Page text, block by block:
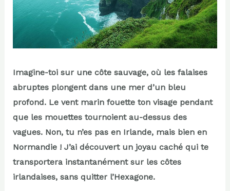
Imagine-toi sur une côte sauvage, où les falaises
abruptes plongent dans une mer d’un bleu
profond. Le vent marin fouette ton visage pendant
que les mouettes tournoient au-dessus des
vagues. Non, tu n’es pas en Irlande, mais bien en
Normandie ! J’ai découvert un joyau caché qui te
transportera instantanément sur les côtes
irlandaises, sans quitter l’Hexagone.